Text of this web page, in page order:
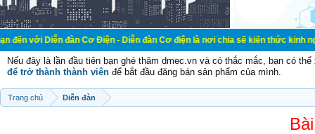
đàn Cơ Điện - Diễn đàn Cơ điện là nơi chia sẽ kiến thức kinh nghiệm
Nếu đây là lần đầu tiên bạn ghé thăm dmec.vn và có thắc mắc, bạn có
để trở thành thành viên để bắt đầu đăng bán sản phẩm của mình.
Trang chủ Diễn đàn